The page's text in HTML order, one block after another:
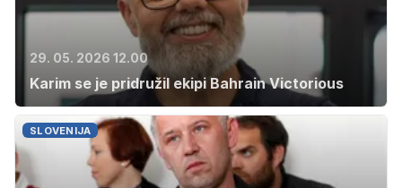
29. 05. 2026 12.00
Karim se je pridružil ekipi Bahrain Victorious
SLOVENIJA